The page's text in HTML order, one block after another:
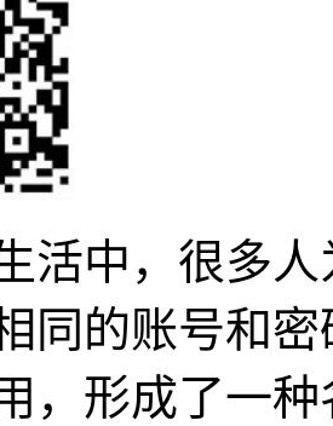
中，很多人
同的账号和
，形成了一